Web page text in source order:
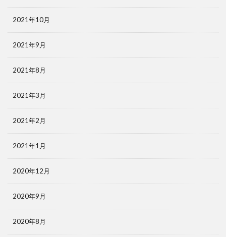
2021年10月
2021年9月
2021年8月
2021年3月
2021年2月
2021年1月
2020年12月
2020年9月
2020年8月